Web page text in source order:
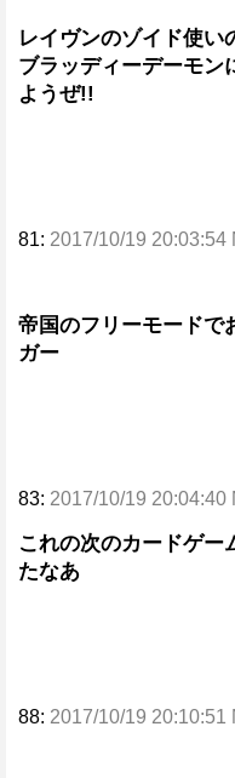
レイヴンのゾイド使い
ブラッディーデーモン
ようぜ!!
81: 2017/10/19 20:03:54
帝国のフリーモードで
ガー
83: 2017/10/19 20:04:40
これの次のカードゲー
たなあ
88: 2017/10/19 20:10:51